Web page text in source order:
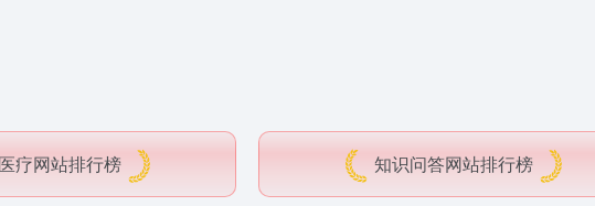
疗网站排行榜 知识问答网站排行榜